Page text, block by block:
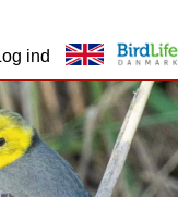
ind